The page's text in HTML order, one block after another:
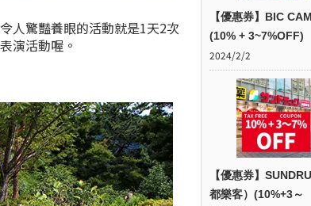
人驚豔養眼的活動就是1天2次
演活動喔。
【優惠券】BIC
(10% + 3~7%OFF)
2024/2/2
【優惠券】
都樂客）(10%+3～